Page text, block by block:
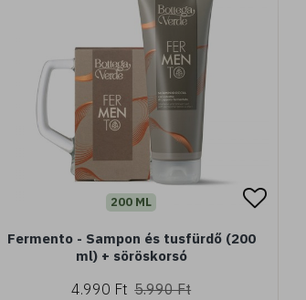
200 ML
Fermento - Sampon és tusfürdő (200
ml) + söröskorsó
4.990 Ft 5.990 Ft